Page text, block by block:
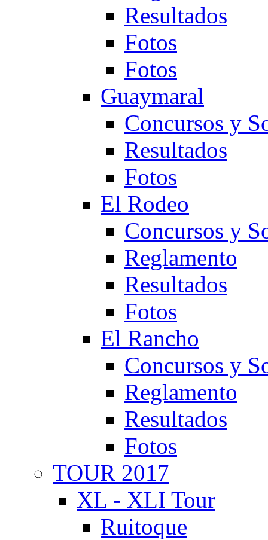
Resultados
Fotos
Fotos
Guaymaral
Concursos y
Resultados
Fotos
El Rodeo
Concursos y
Reglamento
Resultados
Fotos
El Rancho
Concursos y
Reglamento
Resultados
Fotos
TOUR 2017
XL - XLI Tour
Ruitoque